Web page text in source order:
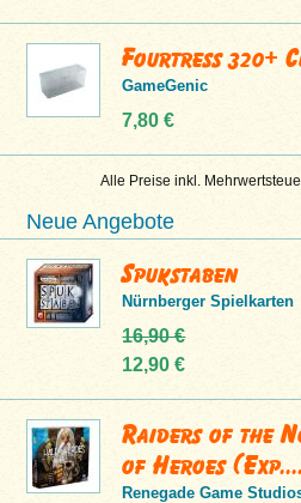
Fourtress 320+
GameGenic
7,80 €
Alle Preise inkl.
Neue Angebote
Spukstaben
Nürnberger Spielkarten
16,90 €
12,90 €
Raiders of the
of Heroes (Exp....
Renegade Game